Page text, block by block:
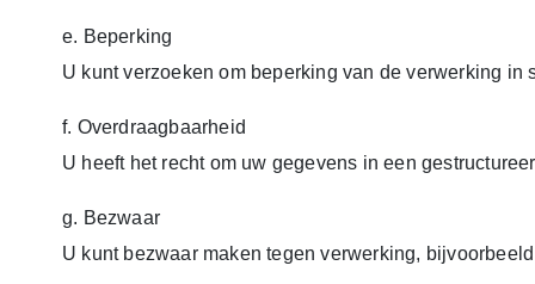
e. Beperking
U kunt verzoeken om beperking van de verwerking
f. Overdraagbaarheid
U heeft het recht om uw gegevens in een
g. Bezwaar
U kunt bezwaar maken tegen verwerking,